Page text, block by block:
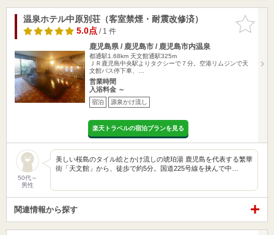
お気に入
りに追加
温泉ホテル中原別荘（客室禁煙・耐震改修済）
5.0点/ 1 件
鹿児島県 / 鹿児島市 / 鹿児島市内温泉
都通駅1.68km 天文館通駅325m
ＪＲ鹿児島中央駅よりタクシーで７分。空港リムジンで天
文館バス停下車、…
営業時間
入浴料金 ～
宿泊 源泉かけ流し
楽天トラベルの宿泊プランを見る
50代～
男性
美しい桜島のタイル絵とかけ流しの琥珀湯 鹿児島を代表する繁華
街「天文館」から、徒歩で約5分。国道225号線を挟んで中…
関連情報から探す